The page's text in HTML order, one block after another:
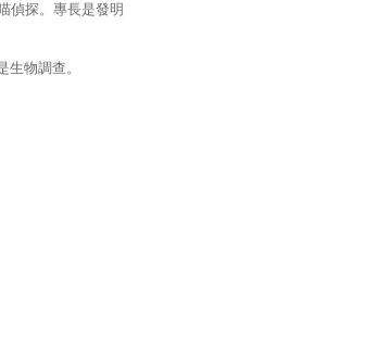
偵探。專長是發明
物調查。